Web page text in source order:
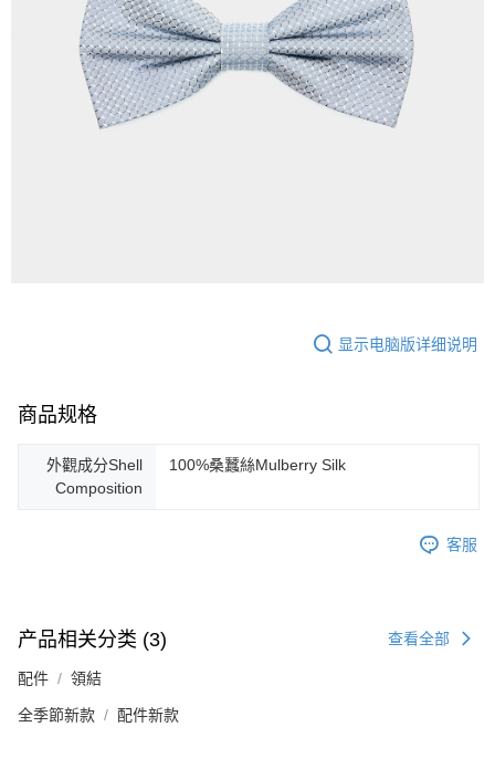
显示电脑版详细说明
商品规格
外觀成分Shell
Composition
100%桑蠶絲Mulberry Silk
客服
产品相关分类 (3) 查看全部
配件 領結
全季節新款 配件新款